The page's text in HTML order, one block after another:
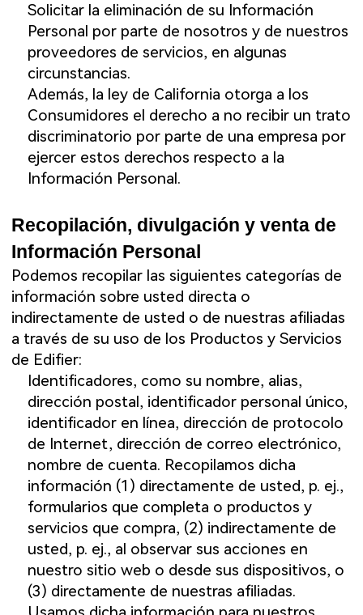
Solicitar la eliminación de su Información
Personal por parte de nosotros y de nuestros
proveedores de servicios, en algunas
circunstancias.
Además, la ley de California otorga a los
Consumidores el derecho a no recibir un trato
discriminatorio por parte de una empresa por
ejercer estos derechos respecto a la
Información Personal.
Recopilación, divulgación y venta de
Información Personal
Podemos recopilar las siguientes categorías de
información sobre usted directa o
indirectamente de usted o de nuestras afiliadas
a través de su uso de los Productos y Servicios
de Edifier:
Identificadores, como su nombre, alias,
dirección postal, identificador personal único,
identificador en línea, dirección de protocolo
de Internet, dirección de correo electrónico,
nombre de cuenta. Recopilamos dicha
información (1) directamente de usted, p. ej.,
formularios que completa o productos y
servicios que compra, (2) indirectamente de
usted, p. ej., al observar sus acciones en
nuestro sitio web o desde sus dispositivos, o
(3) directamente de nuestras afiliadas.